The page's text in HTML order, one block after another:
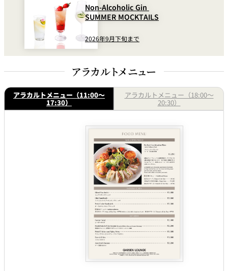
Non-Alcoholic Gin
SUMMER MOCKTAILS
2026年9月下旬まで
アラカルトメニュー
アラカルトメニュー（11:00～
17:30）
アラカルトメニュー（18:00～
20:30）